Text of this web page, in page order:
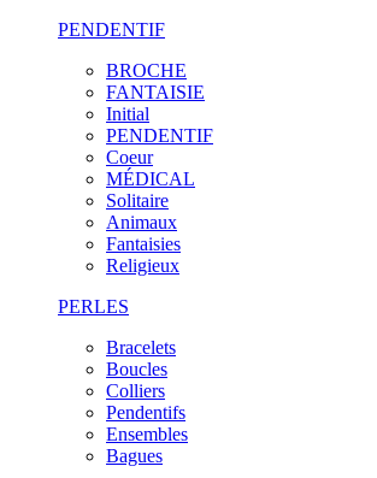
PENDENTIF
BROCHE
FANTAISIE
Initial
PENDENTIF
Coeur
MÉDICAL
Solitaire
Animaux
Fantaisies
Religieux
PERLES
Bracelets
Boucles
Colliers
Pendentifs
Ensembles
Bagues